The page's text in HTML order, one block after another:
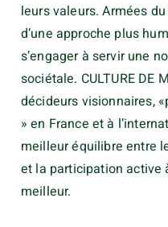
leurs valeurs. Armées
d’une approche plus
s’engager à servir une
sociétale. CULTURE DE
décideurs visionnaires,
» en France et à
meilleur équilibre entre
et la participation active
meilleur.